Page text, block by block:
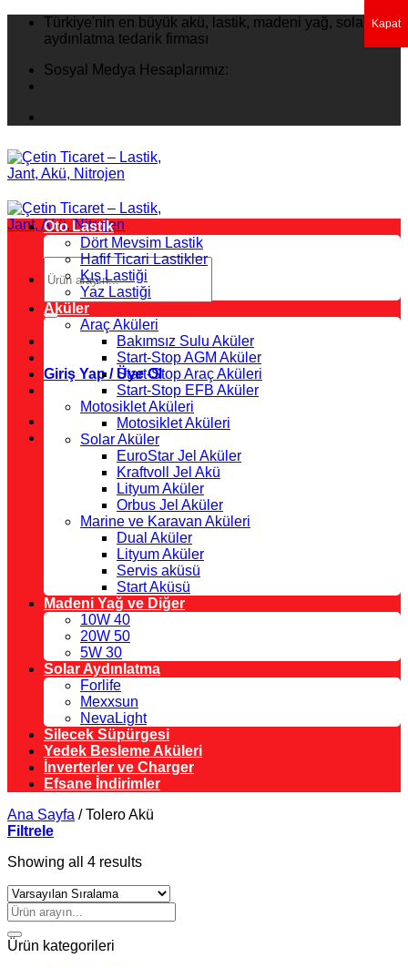
İçeriğeTürkiye'nin en büyük akü, lastik, madeni yağ, solar
aydınlatma tedarik firması
Sosyal Medya Hesaplarımız:
Ara:
Giriş Yap / Üye Ol
Oto Lastik
Dört Mevsim Lastik
Hafif Ticari Lastikler
Kış Lastiği
Yaz Lastiği
Aküler
Araç Aküleri
Bakımsız Sulu Aküler
Start-Stop AGM Aküler
Start-Stop Araç Aküleri
Start-Stop EFB Aküler
Motosiklet Aküleri
Motosiklet Aküleri
Solar Aküler
EuroStar Jel Aküler
Kraftvoll Jel Akü
Lityum Aküler
Orbus Jel Aküler
Marine ve Karavan Aküleri
Dual Aküler
Lityum Aküler
Servis aküsü
Start Aküsü
Madeni Yağ ve Diğer
10W 40
20W 50
5W 30
Solar Aydınlatma
Forlife
Mexxsun
NevaLight
Silecek Süpürgesi
Yedek Besleme Aküleri
İnverterler ve Charger
Efsane İndirimler
Ana Sayfa /Tolero Akü
Filtrele
Showing all 4 results
Ara:
Ürün kategorileri
Kapat